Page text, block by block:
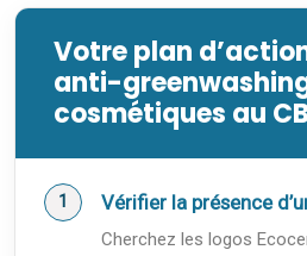
Votre plan
anti-
cosmétiques au
Vérifier la présence
Cherchez les logos